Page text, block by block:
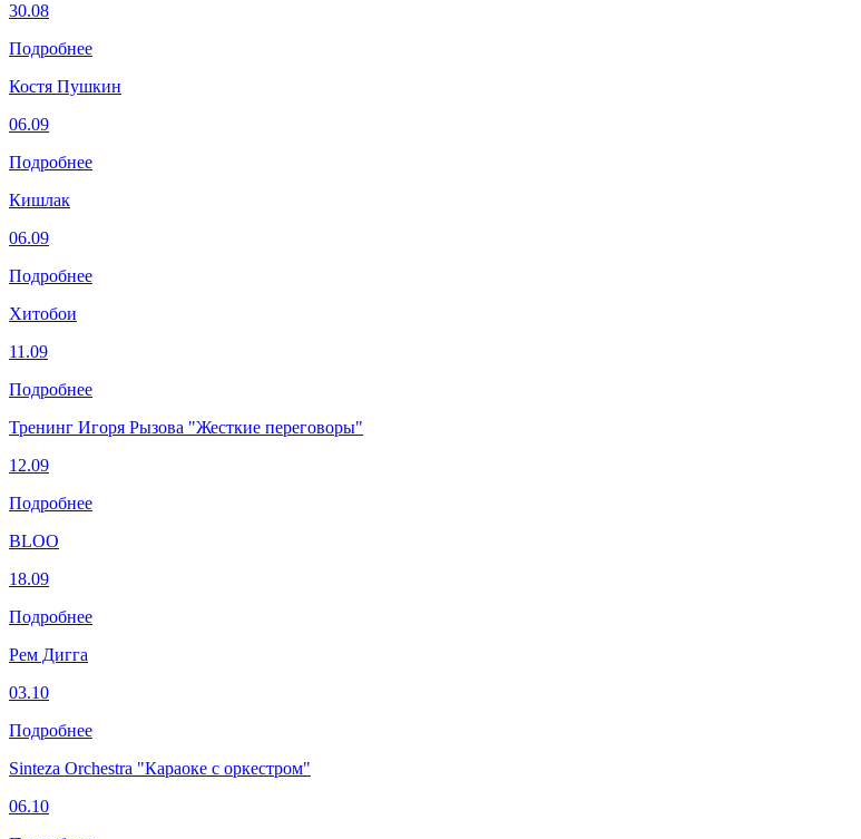
30.08
Подробнее
Костя Пушкин
06.09
Подробнее
Кишлак
06.09
Подробнее
Хитобои
11.09
Подробнее
Тренинг Игоря Рызова "Жесткие переговоры"
12.09
Подробнее
BLOO
18.09
Подробнее
Рем Дигга
03.10
Подробнее
Sinteza Orchestra "Караоке с оркестром"
06.10